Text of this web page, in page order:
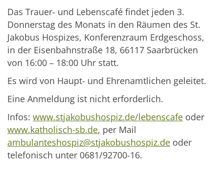
Das Trauer- und Lebenscafé findet jeden 3.
Donnerstag des Monats in den Räumen des St.
Jakobus Hospizes, Konferenzraum Erdgeschoss,
in der Eisenbahnstraße 18, 66117 Saarbrücken
von 16:00 – 18:00 Uhr statt.
Es wird von Haupt- und Ehrenamtlichen geleitet.
Eine Anmeldung ist nicht erforderlich.
Infos: www.stjakobushospiz.de/lebenscafe oder
www.katholisch-sb.de, per Mail
ambulanteshospiz@stjakobushospiz.de oder
telefonisch unter 0681/92700-16.